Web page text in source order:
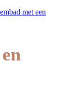
met een